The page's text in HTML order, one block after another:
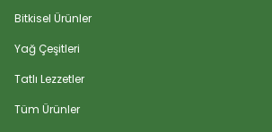
Bitkisel Ürünler
Yağ Çeşitleri
Tatlı Lezzetler
Tüm Ürünler